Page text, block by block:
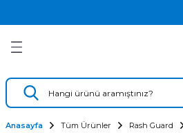
Anasayfa Tüm Ürünler Rash Guard